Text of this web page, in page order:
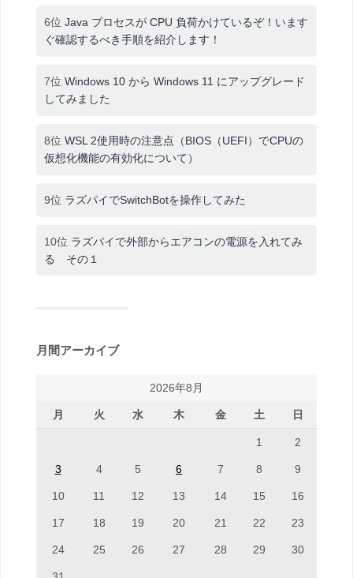
6位 Java プロセスが CPU 負荷かけているぞ！います
ぐ確認するべき手順を紹介します！
7位 Windows 10 から Windows 11 にアップグレード
してみました
8位 WSL 2使用時の注意点（BIOS（UEFI）でCPUの
仮想化機能の有効化について）
9位 ラズパイでSwitchBotを操作してみた
10位 ラズパイで外部からエアコンの電源を入れてみ
る その１
月間アーカイブ
2026年8月
月 火 水 木 金 土 日
1 2
3 4 5 6 7 8 9
10 11 12 13 14 15 16
17 18 19 20 21 22 23
24 25 26 27 28 29 30